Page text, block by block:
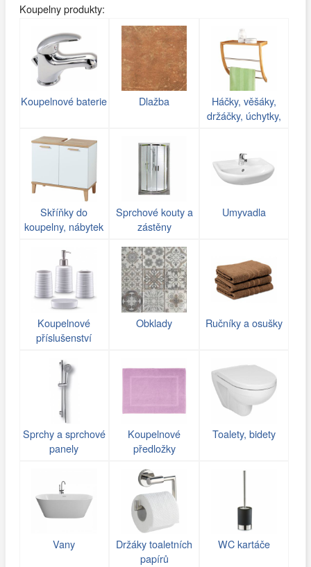
Koupelny produkty:
Koupelnové baterie Dlažba
Háčky, věšáky,
držáčky, úchytky,
Skříňky do
koupelny, nábytek
Sprchové kouty a
zástěny
Umyvadla
Koupelnové
příslušenství
Obklady Ručníky a osušky
Sprchy a sprchové
panely
Koupelnové
předložky
Toalety, bidety
Vany
Držáky toaletních
papírů
WC kartáče